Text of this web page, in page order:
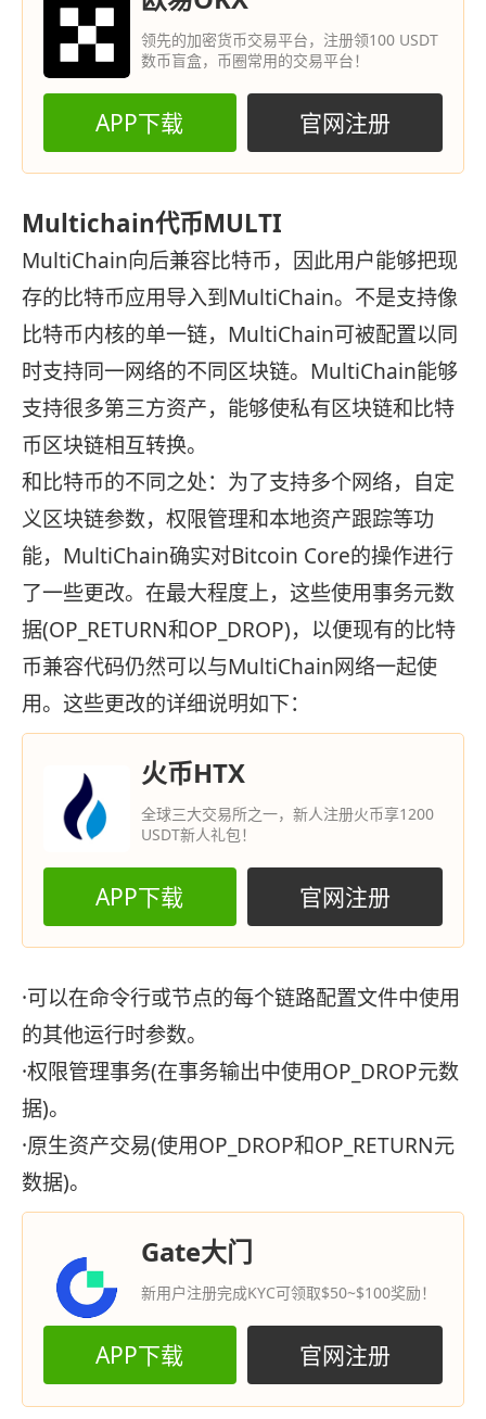
领先的加密货币交易平台，注册领100 USDT
数币盲盒，币圈常用的交易平台！
APP下载 官网注册
Multichain代币MULTI
MultiChain向后兼容比特币，因此用户能够把现
存的比特币应用导入到MultiChain。不是支持像
比特币内核的单一链，MultiChain可被配置以同
时支持同一网络的不同区块链。MultiChain能够
支持很多第三方资产，能够使私有区块链和比特
币区块链相互转换。
和比特币的不同之处：为了支持多个网络，自定
义区块链参数，权限管理和本地资产跟踪等功
能，MultiChain确实对Bitcoin Core的操作进行
了一些更改。在最大程度上，这些使用事务元数
据(OP_RETURN和OP_DROP)，以便现有的比特
币兼容代码仍然可以与MultiChain网络一起使
用。这些更改的详细说明如下：
火币HTX
全球三大交易所之一，新人注册火币享1200
USDT新人礼包！
APP下载 官网注册
·可以在命令行或节点的每个链路配置文件中使用
的其他运行时参数。
·权限管理事务(在事务输出中使用OP_DROP元数
据)。
·原生资产交易(使用OP_DROP和OP_RETURN元
数据)。
Gate大门
新用户注册完成KYC可领取$50~$100奖励！
APP下载 官网注册